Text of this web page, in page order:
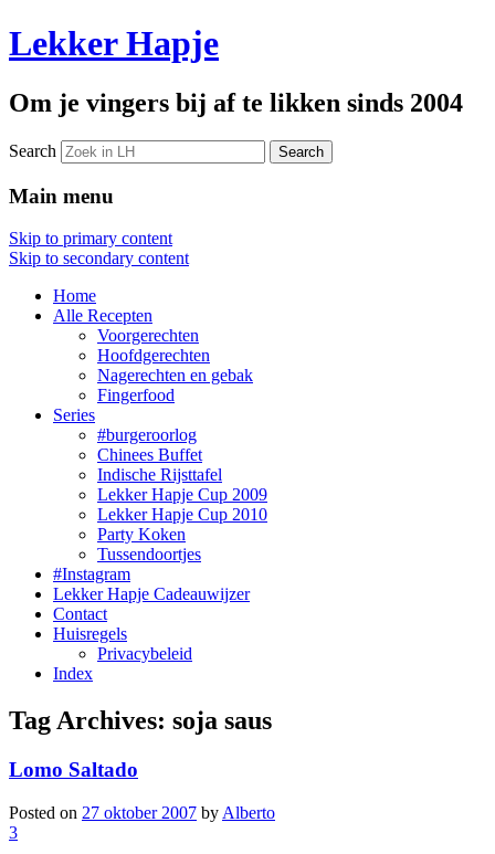
Lekker Hapje
Om je vingers bij af te likken sinds 2004
Search
Main menu
Skip to primary content
Skip to secondary content
Home
Alle Recepten
Voorgerechten
Hoofdgerechten
Nagerechten en gebak
Fingerfood
Series
#burgeroorlog
Chinees Buffet
Indische Rijsttafel
Lekker Hapje Cup 2009
Lekker Hapje Cup 2010
Party Koken
Tussendoortjes
#Instagram
Lekker Hapje Cadeauwijzer
Contact
Huisregels
Privacybeleid
Index
Tag Archives: soja saus
Lomo Saltado
Posted on 27 oktober 2007 by Alberto
3